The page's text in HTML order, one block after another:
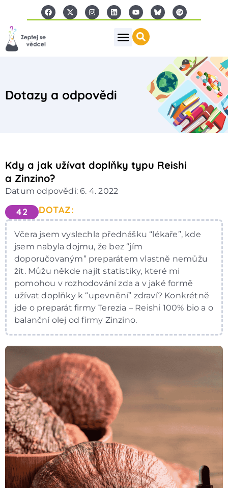
Dotazy a odpovědi
Kdy a jak užívat doplňky typu Reishi
a Zinzino?
Datum odpovědi: 6. 4. 2022
42 DOTAZ:
Včera jsem vyslechla přednášku “lékaře”, kde
jsem nabyla dojmu, že bez “jím
doporučovaným” preparátem vlastně nemůžu
žít. Můžu někde najít statistiky, které mi
pomohou v rozhodování zda a v jaké formě
užívat doplňky k “upevnění” zdraví? Konkrétně
jde o preparát firmy Terezia – Reishi 100% bio a o
balanční olej od firmy Zinzino.